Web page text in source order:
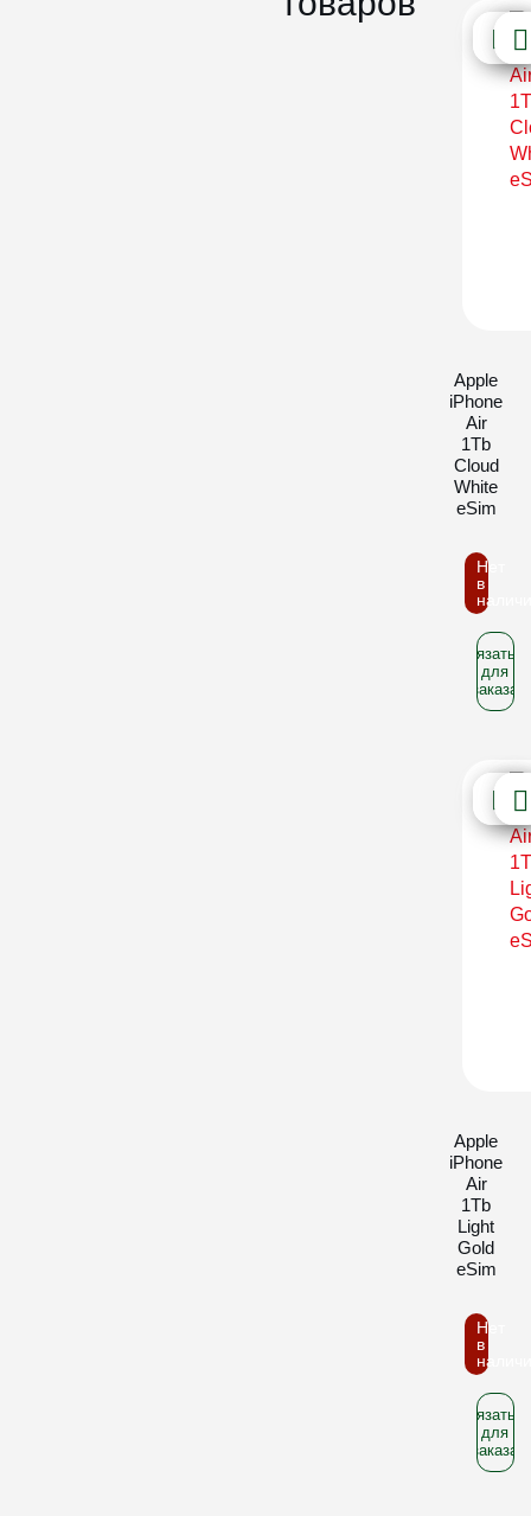
Apple
iPhone
Air
1Tb
Cloud
White
eSim
Нет
в
для
заказа
Apple
iPhone
Air
1Tb
Light
Gold
eSim
Нет
в
для
заказа